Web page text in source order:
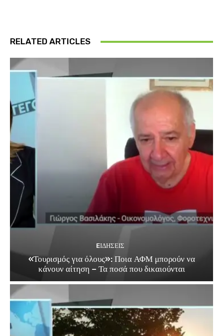
RELATED ARTICLES
EΙΔΗΣΕΙΣ
«Τουρισμός για όλους»: Ποια ΑΦΜ μπορούν να
κάνουν αίτηση – Τα ποσά που δικαιούνται